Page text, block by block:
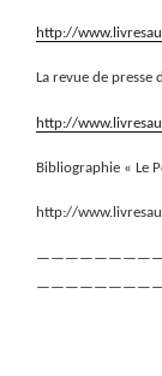
http://
La revue de presse
http://
Bibliographie « Le
http://